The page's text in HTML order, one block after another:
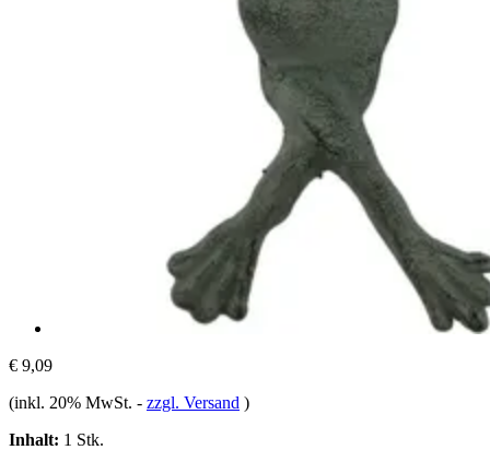
€ 9,09
(inkl. 20% MwSt. - zzgl. Versand )
Inhalt: 1 Stk.